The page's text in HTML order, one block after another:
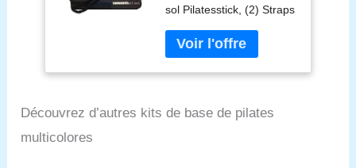
sol Pilatesstick, (2) Straps
résistance Slastix Pro, (1)
Ancre de sécurité pour
porte en mousse, (1)
élégant et (1) un poster
Découvrez d’autres kits de base de pilates
multicolores